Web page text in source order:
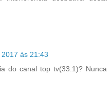
às 21:43
do canal top tv(33.1)? Nunca